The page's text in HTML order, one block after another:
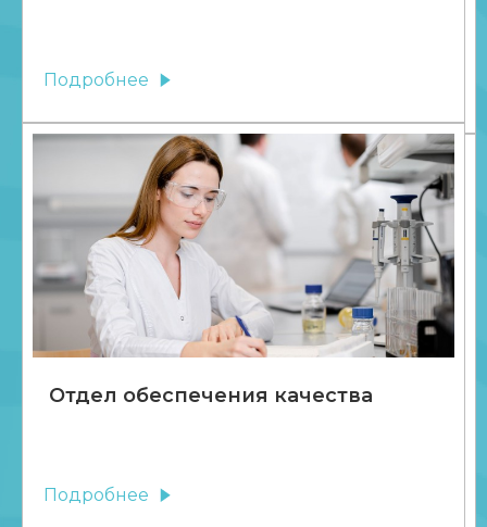
Подробнее
Отдел обеспечения качества
Подробнее